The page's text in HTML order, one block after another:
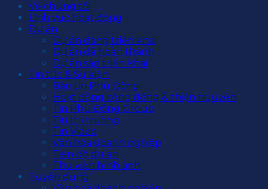
Về chúng tôi
Lĩnh vực hoạt động
Dự án
Dự án đang triển khai
Dự án đã hoàn thành
Dự án sắp triển khai
Tin tức & Sự kiện
Bản tin Phú Đông
Hoạt động cộng đồng & thiện nguyện
Tin Phú Đông Group
Tin thị trường
Tin Video
Văn hóa doanh nghiệp
Tiến độ dự án
Thư viện hình ảnh
Tuyển dụng